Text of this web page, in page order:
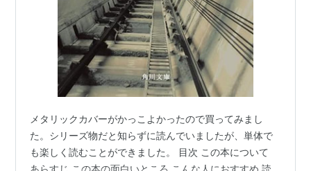
メタリックカバーがかっこよかったので買ってみまし
た。シリーズ物だと知らずに読んでいましたが、単体で
も楽しく読むことができました。 目次 この本について
あらすじ この本の面白いところ こんな人におすすめ 読